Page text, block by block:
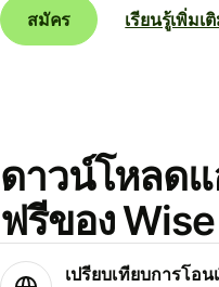
สมัคร เรียนรู้เพิ่มเ
ดาวน์โหลด
ฟรีของ Wise
เปรียบเทียบการโอ